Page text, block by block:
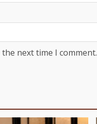
next time I comment.